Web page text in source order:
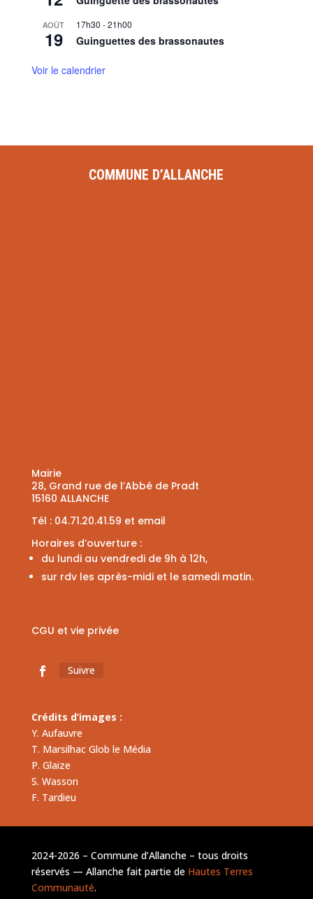
AOÛT
19
17h30 -21h00
Guinguettes des brassonautes
Voir le calendrier
COMMUNE D’ALLANCHE
Mairie
28, Grand rue de l’Abbé de Pradt
15160 ALLANCHE
Tél : 04.71.20.41.59 et email
Horaires d’ouverture :
du lundi au vendredi de 9h à 12h,
sur rdv les après-midi et le samedi matin.
CGU et vie privée
Suivre
Crédits d’images :
Y. Aufauvre
T. Marsilhac Glob le Média
P. Glaize
S. Wasson
F. Tardieu
2024-2026 – Commune d’Allanche – tous droits
réservés — Allanche fait partie de Hautes Terres
Communauté.